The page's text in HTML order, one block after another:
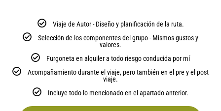
Viaje de Autor - Diseño y planificación de la ruta.
Selección de los componentes del grupo - Mismos gustos y
valores.
Furgoneta en alquiler a todo riesgo conducida por mí
Acompañamiento durante el viaje, pero también en el pre y el post
viaje.
Incluye todo lo mencionado en el apartado anterior.